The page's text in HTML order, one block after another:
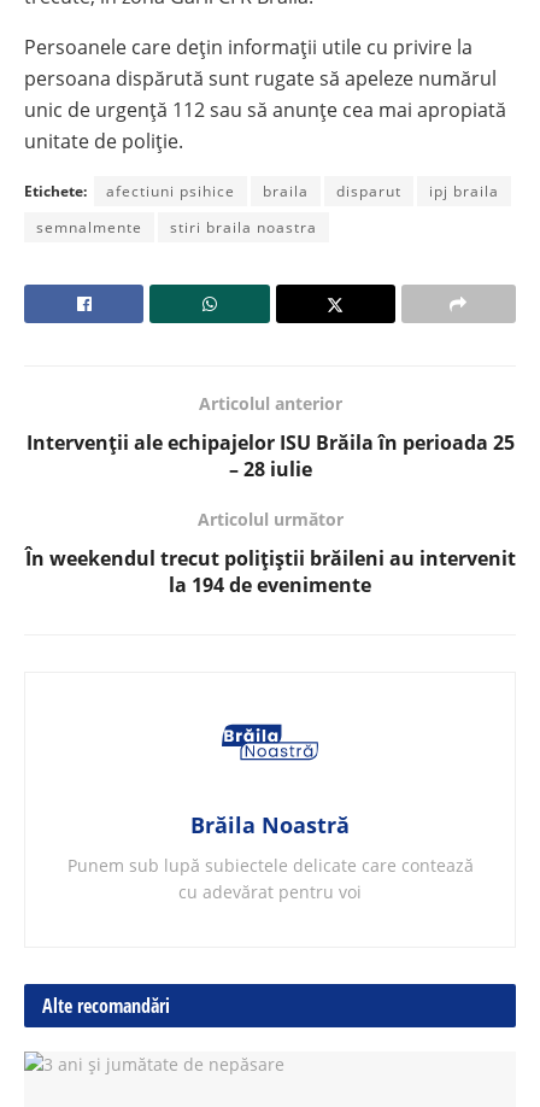
Persoanele care dețin informații utile cu privire la
persoana dispărută sunt rugate să apeleze numărul
unic de urgență 112 sau să anunțe cea mai apropiată
unitate de poliție.
Etichete: afectiuni psihice braila disparut
ipj braila
semnalmente
stiri braila noastra
Articolul anterior
Intervenții ale echipajelor ISU Brăila în perioada 25
– 28 iulie
Articolul următor
În weekendul trecut polițiștii brăileni au intervenit
la 194 de evenimente
Brăila Noastră
Punem sub lupă subiectele delicate care contează
cu adevărat pentru voi
Alte recomandări